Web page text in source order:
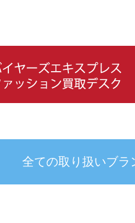
全ての取り扱いブラ